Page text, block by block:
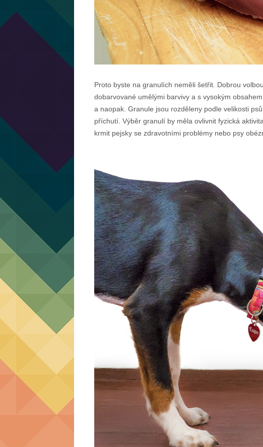
Proto byste na granulích neměli šetřit. Dobrou
dobarvované umělými barvivy a s vysokým
a naopak. Granule jsou rozděleny podle velikosti
příchutí. Výběr granulí by měla ovlivnit fyzická
krmit pejsky se zdravotními problémy nebo psy